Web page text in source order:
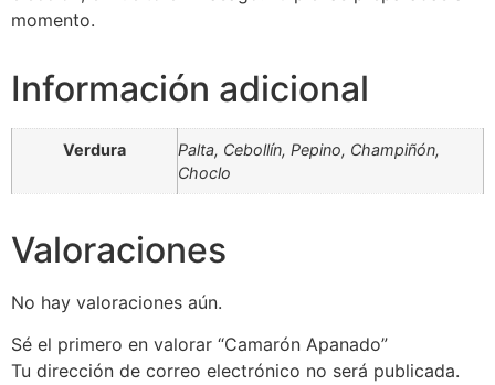
momento.
Información adicional
Verdura
Palta, Cebollín, Pepino, Champiñón,
Choclo
Valoraciones
No hay valoraciones aún.
Sé el primero en valorar “Camarón Apanado”
Tu dirección de correo electrónico no será publicada.